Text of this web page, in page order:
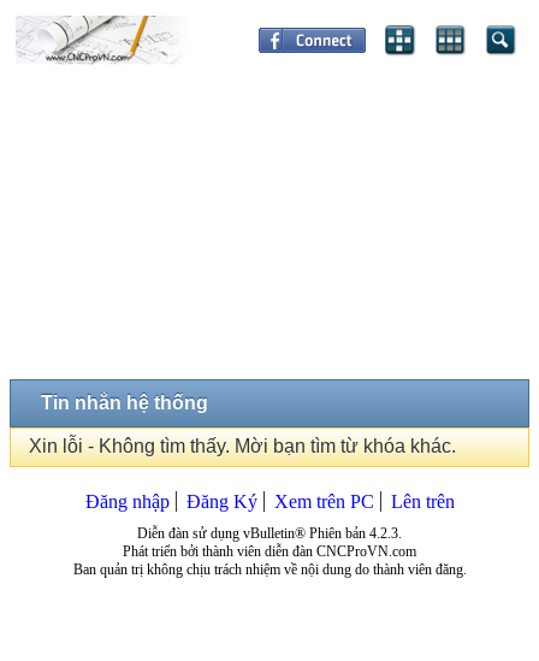
Tin nhắn hệ thống
Xin lỗi - Không tìm thấy. Mời bạn tìm từ khóa khác.
Đăng nhập Đăng Ký Xem trên PC Lên trên
Diễn đàn sử dụng vBulletin® Phiên bản 4.2.3.
Phát triển bởi thành viên diễn đàn CNCProVN.com
Ban quản trị không chịu trách nhiệm về nội dung do thành viên đăng.